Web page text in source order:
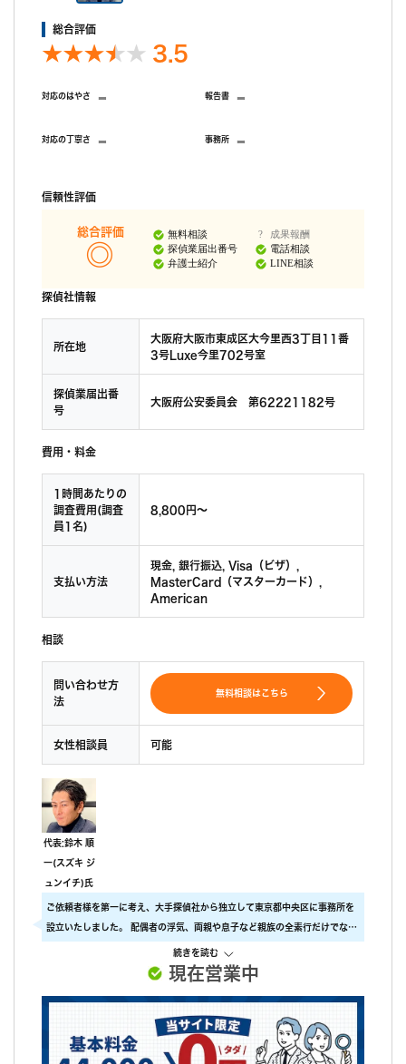
総合評価
3.5
対応のはやさ - 報告書 -
対応の丁寧さ - 事務所 -
信頼性評価
総合評価
無料相談
探偵業届出番号
弁護士紹介
成果報酬
電話相談
LINE相談
探偵社情報
所在地
大阪府大阪市東成区大今里西3丁目11番
3号Luxe今里702号室
探偵業届出番
号
大阪府公安委員会 第62221182号
費用・料金
1時間あたりの
調査費用(調査
員1名)
8,800円〜
支払い方法
現金, 銀行振込, Visa（ビザ）,
MasterCard（マスターカード）,
American
相談
問い合わせ方
法
無料相談はこちら
女性相談員 可能
代表:鈴木 順
一(スズキ ジ
ュンイチ)氏
ご依頼者様を第一に考え、大手探偵社から独立して東京都中央区に事務所を
設立いたしました。 配偶者の浮気、両親や息子など親族の全素行だけでな
く、ストーカー行為の証拠、行方不明者の捜索、企業調査まで調査全般を承
続きを読む
現在営業中